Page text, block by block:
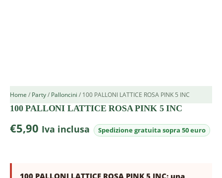
Home / Party/ Palloncini / 100 PALLONI LATTICE ROSA PINK 5 INC
100 PALLONI LATTICE ROSA PINK 5 INC
€5,90 Iva inclusa
100 PALLONI LATTICE ROSA PINK 5 INC: una